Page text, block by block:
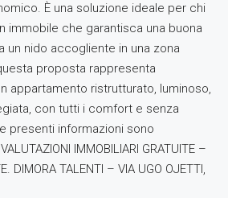
È una soluzione ideale per chi
immobile che garantisca una buona
un nido accogliente in una zona
proposta rappresenta
appartamento ristrutturato, luminoso,
con tutti i comfort e senza
presenti informazioni sono
IMMOBILIARI GRATUITE –
DIMORA TALENTI – VIA UGO OJETTI,